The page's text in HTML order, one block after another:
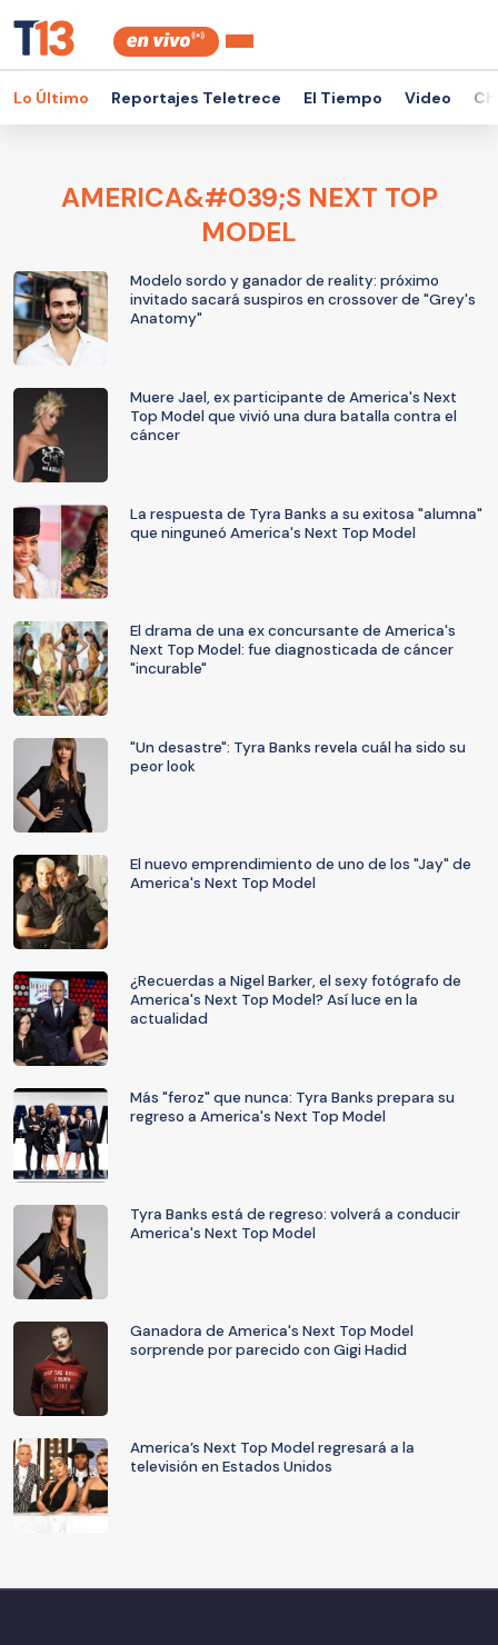
Lo Último Reportajes Teletrece El Tiempo Video
AMERICA&#039;S NEXT TOP
MODEL
Modelo sordo y ganador de reality: próximo
invitado sacará suspiros en crossover de "Grey's
Anatomy"
Muere Jael, ex participante de America's Next
Top Model que vivió una dura batalla contra el
cáncer
La respuesta de Tyra Banks a su exitosa "alumna"
que ninguneó America's Next Top Model
El drama de una ex concursante de America's
Next Top Model: fue diagnosticada de cáncer
"incurable"
"Un desastre": Tyra Banks revela cuál ha sido su
peor look
El nuevo emprendimiento de uno de los "Jay" de
America's Next Top Model
¿Recuerdas a Nigel Barker, el sexy fotógrafo de
America's Next Top Model? Así luce en la
actualidad
Más "feroz" que nunca: Tyra Banks prepara su
regreso a America's Next Top Model
Tyra Banks está de regreso: volverá a conducir
America's Next Top Model
Ganadora de America's Next Top Model
sorprende por parecido con Gigi Hadid
America’s Next Top Model regresará a la
televisión en Estados Unidos